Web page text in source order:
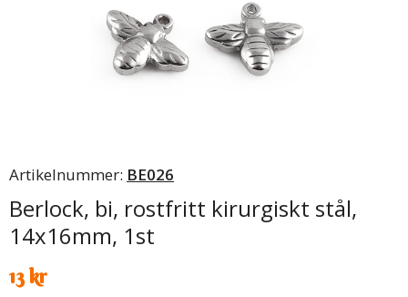
Artikelnummer: BE026
Berlock, bi, rostfritt kirurgiskt stål,
14x16mm, 1st
13 kr